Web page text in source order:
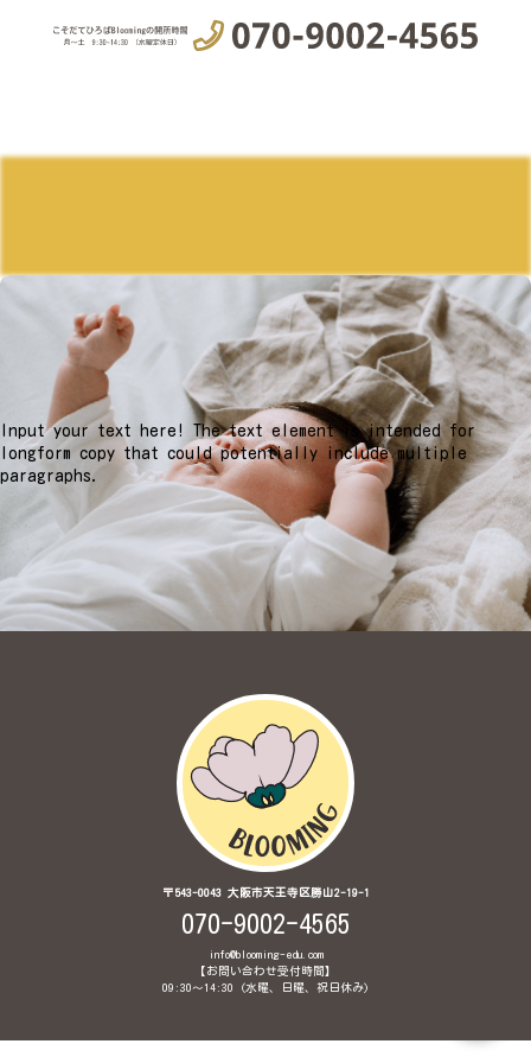
Input your text here! The text element is intended for
longform copy that could potentially include multiple
paragraphs.
〒543-0043 大阪市天王寺区勝山2-19-1
070-9002-4565
info@blooming-edu.com
【お問い合わせ受付時間】
09:30〜14:30 (水曜、日曜、祝日休み)